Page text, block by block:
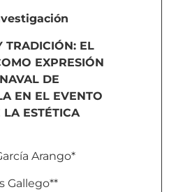
TRADICIÓN: EL
EXPRESIÓN
DE
EN EL EVENTO
ESTÉTICA
Arango*
Gallego**